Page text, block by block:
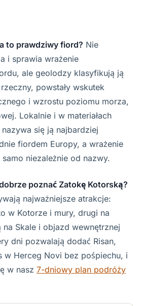
to prawdziwy fiord? Nie
i sprawia wrażenie
ale geolodzy klasyfikują ją
powstały wskutek
i wzrostu poziomu morza,
Lokalnie i w materiałach
się ją najbardziej
fiordem Europy, a wrażenie
niezależnie od nazwy.
poznać Zatokę Kotorską?
najważniejsze atrakcje:
w Kotorze i mury, drugi na
na Skale i objazd wewnętrznej
dni pozwalają dodać Risan,
w Herceg Novi bez pośpiechu, i
w nasz 7-dniowy plan podróży